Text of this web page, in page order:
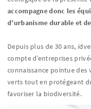
accompagne donc les
d’urbanisme durable et
Depuis plus de 30 ans, i
compte d’entreprises
connaissance pointue des
verts tout en protégeant
favoriser la biodiversité.